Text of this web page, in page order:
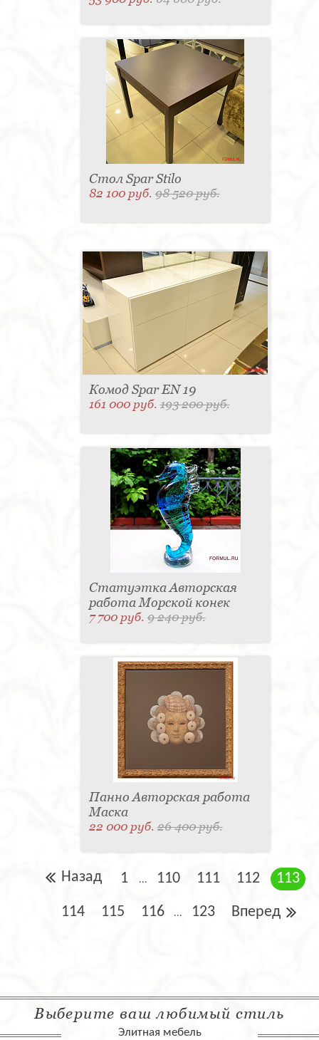
Стол Spar Stilo
82 100 руб.98 520 руб.
Комод Spar EN 19
161 000 руб.193 200 руб.
Статуэтка Авторская
работа Морской конек
7 700 руб.9 240 руб.
Панно Авторская работа
Маска
22 000 руб.26 400 руб.
Назад 1 ... 110 111 112 113
114 115 116 ... 123 Вперед
Выберите ваш любимый стиль
Элитная мебель